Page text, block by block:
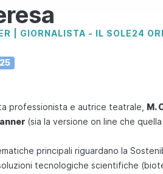
| GIORNALISTA - IL SOLE24
professionista e autrice teatrale, M.
(sia la versione on line che
principali riguardano la
tecnologiche scientifiche